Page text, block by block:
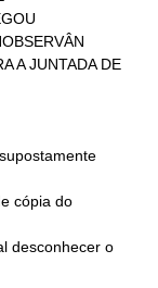
A JUNTADA DE
cópia do
desconhecer o